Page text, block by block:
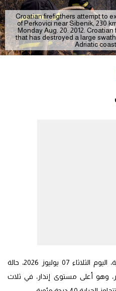
Croatian firefigthers attempt to
of Perkovici near Sibenik, 230
Monday Aug. 20. 2012.
that has destroyed a large
Adriatic
أعلنت هيئة الأرصاد الجوية الإسبانية، اليوم الثلاثاء 07 يوليوز 2026، حالة
وهو أعلى مستوى إنذار، في ثلاث